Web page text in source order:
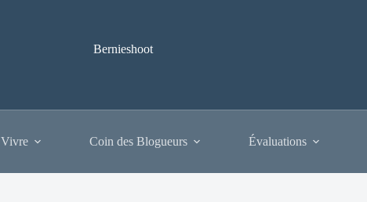
Bernieshoot
Coin des Blogueurs Évaluations